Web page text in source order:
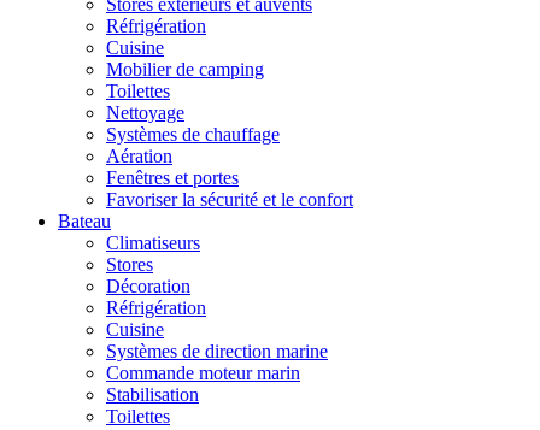
Stores extérieurs et auvents
Réfrigération
Cuisine
Mobilier de camping
Toilettes
Nettoyage
Systèmes de chauffage
Aération
Fenêtres et portes
Favoriser la sécurité et le confort
Bateau
Climatiseurs
Stores
Décoration
Réfrigération
Cuisine
Systèmes de direction marine
Commande moteur marin
Stabilisation
Toilettes